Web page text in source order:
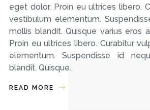
eget dolor. Proin eu ultrices libero.
vestibulum elementum.
mollis blandit. Quisque varius eros
Proin eu ultrices libero. Curabitur
elementum. Suspendisse id
blandit. Quisque..
READ MORE